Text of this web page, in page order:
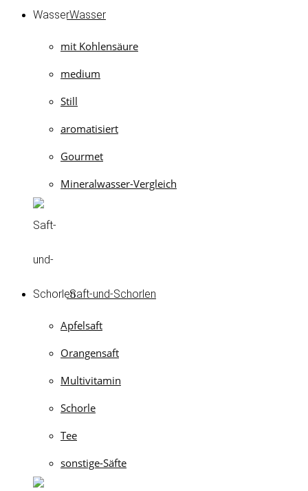
Wasser
mit Kohlensäure
medium
Still
aromatisiert
Gourmet
Mineralwasser-Vergleich
Saft-und-Schorlen
Apfelsaft
Orangensaft
Multivitamin
Schorle
Tee
sonstige-Säfte